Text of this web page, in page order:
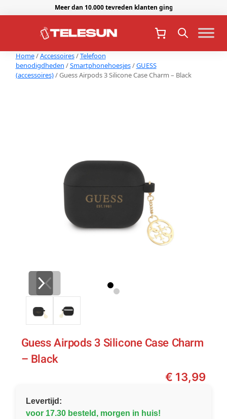
Meer dan 10.000 tevreden klanten gingen je voor.
Home/Accessoires/Telefoon
benodigdheden /Smartphonehoesjes/GUESS
(accessoires)/ Guess Airpods 3 Silicone Case Charm – Black
Guess Airpods 3 Silicone Case Charm
– Black
€ 13,99
Levertijd:
voor 17.30 besteld, morgen in huis!